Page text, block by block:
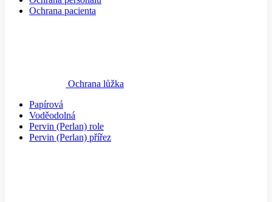
Ochrana pacienta
Ochrana lůžka
Papírová
Voděodolná
Pervin (Perlan) role
Pervin (Perlan) přířez